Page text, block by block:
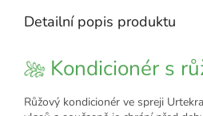
Detailní popis produktu
Kondicionér s
Růžový kondicionér ve spreji